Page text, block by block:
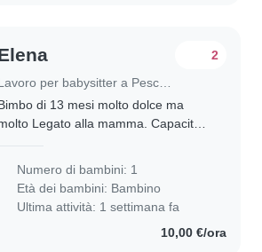
2
di 13 mesi molto dolce ma
Legato alla mamma. Capacità
Numero di bambini: 1
Età dei bambini: Bambino
Ultima attività: 1 settimana fa
10,00 €/ora